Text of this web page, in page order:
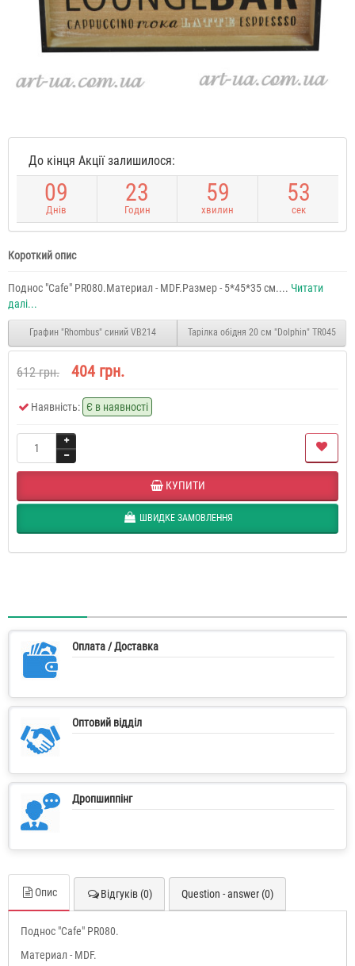
До кінця Акції залишилося:
09
Днів
23
Годин
59
хвилин
53
сек
Короткий опис
Поднос "Cafe" PR080.Материал - MDF.Размер - 5*45*35 см.... Читати
далі...
Графин "Rhombus" синий VB214 Тарілка обідня 20 см "Dolphin" TR045
612 грн. 404 грн.
Наявність: Є в наявності
КУПИТИ
ШВИДКЕ ЗАМОВЛЕННЯ
Оплата / Доставка
Оптовий відділ
Дропшиппінг
Опис Відгуків (0) Question - answer (0)
Поднос "Cafe" PR080.
Материал - MDF.